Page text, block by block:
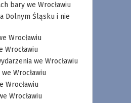
bary we Wrocławiu
Dolnym Śląsku i nie
Wrocławiu
Wrocławiu
we Wrocławiu
Wrocławiu
Wrocławiu
Wrocławiu